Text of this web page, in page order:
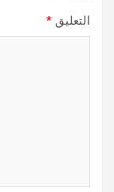
التعليق *